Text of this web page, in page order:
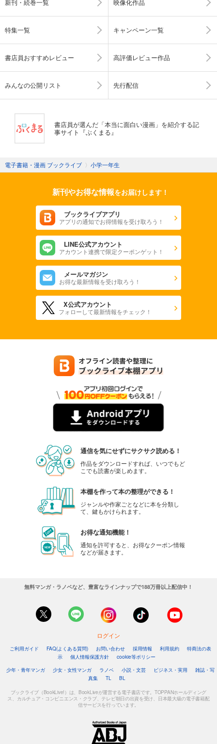
新刊・続巻一覧 映像化作品
特集一覧 キャンペーン一覧
書店員おすすめレビュー 高評価レビュー作品
みんなの公開リスト 先行配信
書店員が選んだ「本当に面白い漫画」を紹介する記
事サイト『ぶくまる』
電子書籍・漫画 ブックライブ 〉 小学一年生
新刊やお得な情報をお届けします！
ブックライブアプリ
アプリの通知でお得情報を受け取ろう！
LINE公式アカウント
アカウント連携で限定クーポンゲット！
メールマガジン
お得な最新情報を受け取ろう！
X公式アカウント
フォローして最新情報をチェック！
通信を気にせずにサクサク読める！
作品をダウンロードすれば、いつでもど
こでも読書が楽しめます。
本棚を作って本の整理ができる！
ジャンルや作家ごとなどに本を分類し
て、鍵もかけられます。
お得な通知機能！
通知を許可すると、お得なクーポン情報
などが届きます。
無料マンガ・ラノベなど、豊富なラインナップで188万冊以上配信中！
ログイン
ご利用ガイド FAQ(よくある質問) お問い合わせ 採用情報 利用規約
特商法の表
示
個人情報保護方針
cookie等ポリシー
少年・青年マンガ
少女・女性マンガ ラノベ 小説・文芸 ビジネス・実用
雑誌・写
真集
TL BL
ブックライブ（BookLive!）は、BookLiveが運営する電子書店です。TOPPANホールディング
ス、カルチュア・コンビニエンス・クラブ、テレビ朝日の出資を受け、日本最大級の電子書籍配
信サービスを行っています。